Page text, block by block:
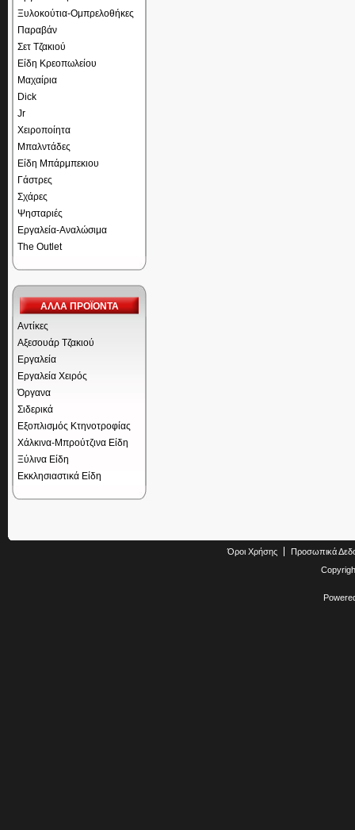
Ξυλοκούτια-Ομπρελοθήκες
Παραβάν
Σετ Τζακιού
Είδη Κρεοπωλείου
Μαχαίρια
Dick
Jr
Χειροποίητα
Μπαλντάδες
Είδη Μπάρμπεκιου
Γάστρες
Σχάρες
Ψησταριές
Εργαλεία-Αναλώσιμα
The Outlet
ΑΛΛΑ ΠΡΟΪΟΝΤΑ
Αντίκες
Αξεσουάρ Τζακιού
Εργαλεία
Εργαλεία Χειρός
Όργανα
Σιδερικά
Εξοπλισμός Κτηνοτροφίας
Χάλκινα-Μπρούτζινα Είδη
Ξύλινα Είδη
Εκκλησιαστικά Είδη
Όροι Χρήσης
Προσωπικά